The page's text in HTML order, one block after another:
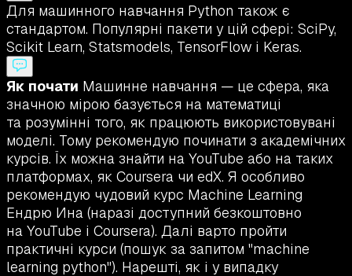
Для машинного навчання Python також є
стандартом. Популярні пакети у цій сфері: SciPy,
Scikit Learn, Statsmodels, TensorFlow і Keras.
Як почати Машинне навчання — це сфера, яка
значною мірою базується на математиці
та розумінні того, як працюють використовувані
моделі. Тому рекомендую починати з академічних
курсів. Їх можна знайти на YouTube або на таких
платформах, як Coursera чи edX. Я особливо
рекомендую чудовий курс Machine Learning
Ендрю Ина (наразі доступний безкоштовно
на YouTube і Coursera). Далі варто пройти
практичні курси (пошук за запитом "machine
learning python"). Нарешті, як і у випадку